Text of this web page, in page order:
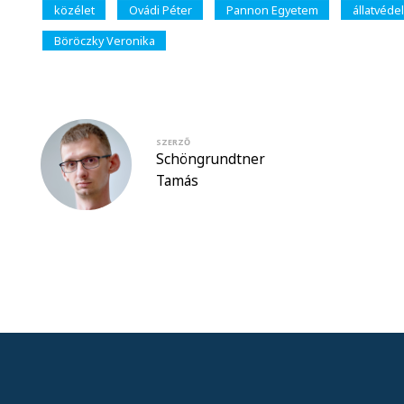
közélet Ovádi Péter Pannon Egyetem
Böröczky Veronika
SZERZŐ
Schöngrundtner
Tamás